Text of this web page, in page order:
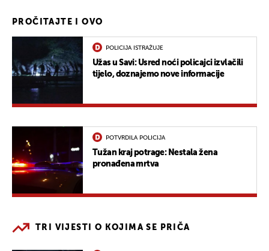
PROČITAJTE I OVO
POLICIJA ISTRAŽUJE
Užas u Savi: Usred noći policajci izvlačili
tijelo, doznajemo nove informacije
POTVRDILA POLICIJA
Tužan kraj potrage: Nestala žena
pronađena mrtva
TRI VIJESTI O KOJIMA SE PRIČA